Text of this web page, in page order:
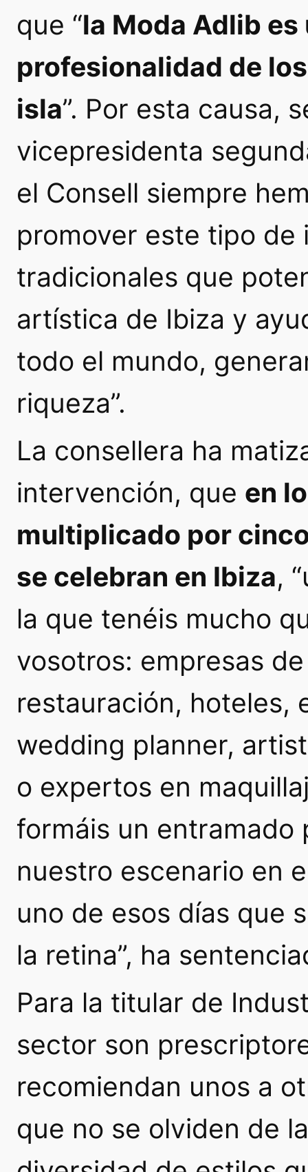
que “la Moda Adlib
profesionalidad de
isla”. Por esta causa,
vicepresidenta
el Consell siempre
promover este tipo
tradicionales que
artística de Ibiza y
todo el mundo,
riqueza”.
La consellera ha
intervención, que en
multiplicado por
se celebran en Ibiza,
la que tenéis mucho
vosotros: empresas
restauración, hoteles,
wedding planner,
o expertos en
formáis un
nuestro escenario en
uno de esos días que
la retina”, ha
Para la titular de
sector son
recomiendan unos a
que no se olviden de